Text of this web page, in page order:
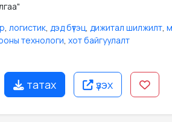
, логистик, дэд бүтэц, дижитал шилжилт,
технологи, хот байгуулалт
татах үзэх